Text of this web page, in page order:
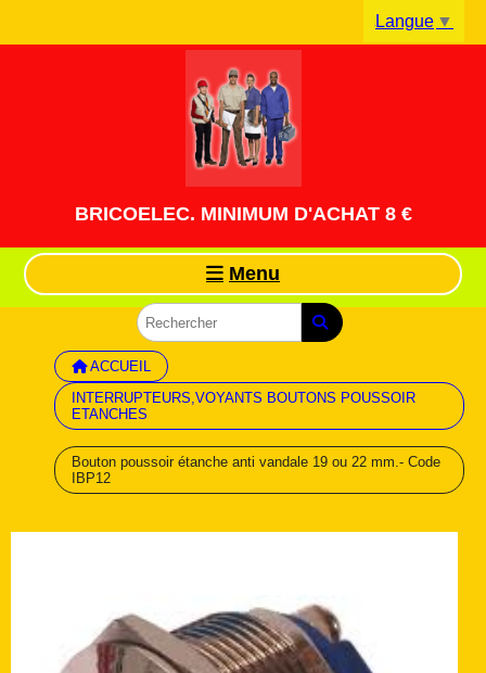
BRICOELEC. MINIMUM D'ACHAT 8 €
Menu
ACCUEIL
INTERRUPTEURS,VOYANTS BOUTONS POUSSOIR
ETANCHES
Bouton poussoir étanche anti vandale 19 ou 22 mm.- Code
IBP12
Langue ▼